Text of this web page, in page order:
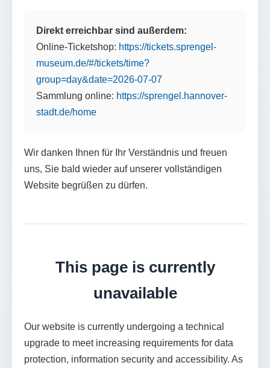
Direkt erreichbar sind außerdem:
Online-Ticketshop: https://tickets.sprengel-
museum.de/#/tickets/time?
group=day&date=2026-07-07
Sammlung online: https://sprengel.hannover-
stadt.de/home
Wir danken Ihnen für Ihr Verständnis und freuen
uns, Sie bald wieder auf unserer vollständigen
Website begrüßen zu dürfen.
This page is currently
unavailable
Our website is currently undergoing a technical
upgrade to meet increasing requirements for data
protection, information security and accessibility. As